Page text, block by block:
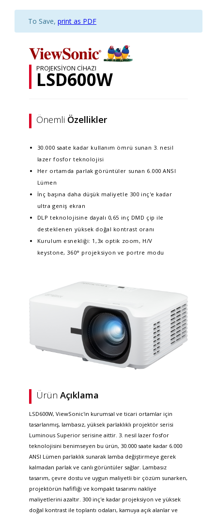
To Save, print as PDF
PROJEKSIYON CIHAZI
LSD600W
Önemli Özellikler
30.000 saate kadar kullanım ömrü sunan 3. nesil
lazer fosfor teknolojisi
Her ortamda parlak görüntüler sunan 6.000 ANSI
Lümen
İnç başına daha düşük maliyetle 300 inç'e kadar
ultra geniş ekran
DLP teknolojisine dayalı 0,65 inç DMD çip ile
desteklenen yüksek doğal kontrast oranı
Kurulum esnekliği: 1,3x optik zoom, H/V
keystone, 360° projeksiyon ve portre modu
Ürün Açıklama
LSD600W, ViewSonic'in kurumsal ve ticari ortamlar için
tasarlanmış, lambasız, yüksek parlaklıklı projektör serisi
Luminous Superior serisine aittir. 3. nesil lazer fosfor
teknolojisini benimseyen bu ürün, 30.000 saate kadar 6.000
ANSI Lümen parlaklık sunarak lamba değiştirmeye gerek
kalmadan parlak ve canlı görüntüler sağlar. Lambasız
tasarım, çevre dostu ve uygun maliyetli bir çözüm sunarken,
projektörün hafifliği ve kompakt tasarımı nakliye
maliyetlerini azaltır. 300 inç'e kadar projeksiyon ve yüksek
doğal kontrast ile toplantı odaları, kamuya açık alanlar ve